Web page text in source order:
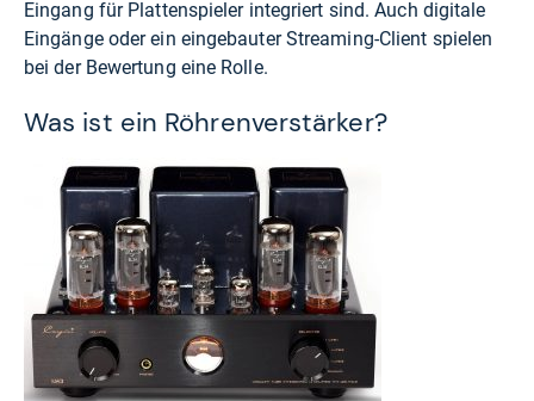
Eingang für Plattenspieler integriert sind. Auch digitale
Eingänge oder ein eingebauter Streaming-Client spielen
bei der Bewertung eine Rolle.
Was ist ein Röhrenverstärker?